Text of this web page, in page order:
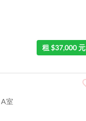
租 $37,000 元
室